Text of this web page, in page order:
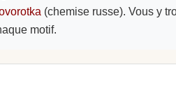
(chemise russe). Vous y
motif.